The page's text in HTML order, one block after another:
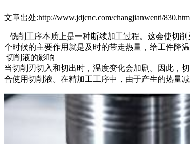
文章出处:http://www.jdjcnc.com/changjianwenti/
铣削工序本质上是一种断续加工过程。这会使切
个时候的主要作用就是及时的带走热量，给工件降
切削液的影响
当切削刃切入和切出时，温度变化会加剧。因此，
合使用切削液。在精加工工序中，由于产生的热量